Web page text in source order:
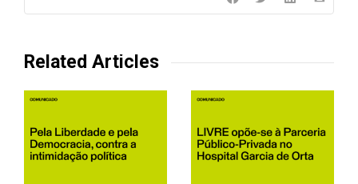
Related Articles